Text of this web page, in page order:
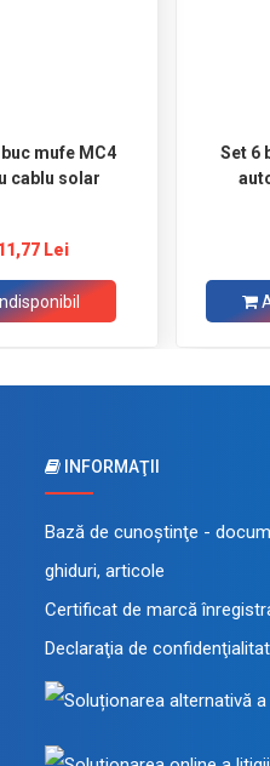
mufe MC4
cablu solar
Lei
Set 6
INFORMAŢII
Bază de cunoştinţe -
ghiduri, articole
Certificat de marcă
Declaraţia de